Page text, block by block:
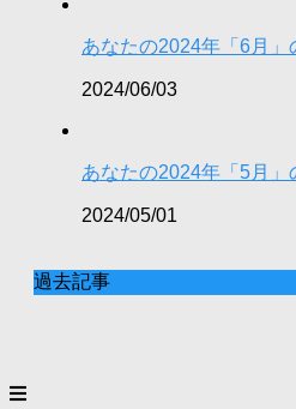
あなたの2024年「6月」
2024/06/03
あなたの2024年「5月」
2024/05/01
過去記事